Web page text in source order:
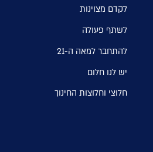
לקדם מצוינות
לשתף פעולה
להתחבר למאה ה-21
יש לנו חלום
חלוצי וחלוצות החינוך